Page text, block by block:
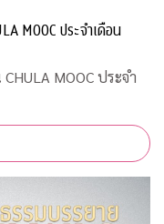
MOOC ประจำเดือน
MOOC ประจำ